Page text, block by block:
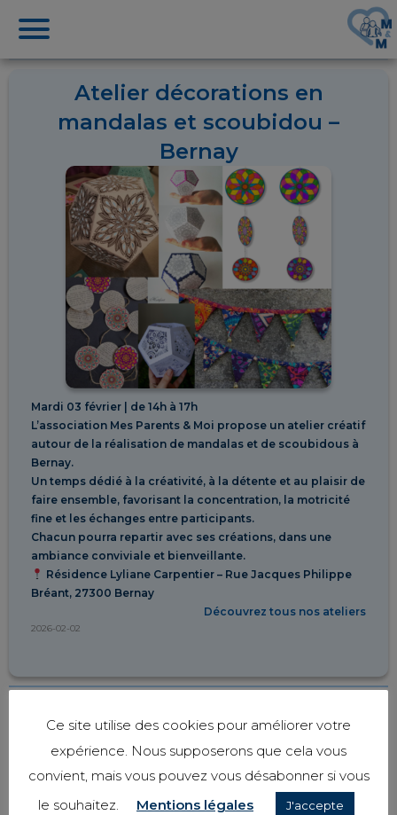
Atelier décorations en
mandalas et scoubidou –
Bernay
Mardi 03 février | de 14h à 17h
L’association Mes Parents & Moi propose un atelier créatif
autour de la réalisation de mandalas et de scoubidous à
Bernay.
Un temps dédié à la créativité, à la détente et au plaisir de
faire ensemble, favorisant la concentration, la motricité
fine et les échanges entre participants.
Chacun pourra repartir avec ses créations, dans une
ambiance conviviale et bienveillante.
Résidence Lyliane Carpentier – Rue Jacques Philippe
Bréant, 27300 Bernay
Découvrez tous nos ateliers
2026-02-02
* Tous nos ateliers sont gratuits
Ce site utilise des cookies pour améliorer votre
expérience. Nous supposerons que cela vous
convient, mais vous pouvez vous désabonner si vous
le souhaitez.
Mentions légales J'accepte